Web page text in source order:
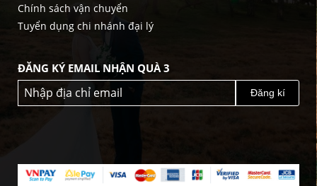
Chính sách vận chuyển
Tuyển dụng chi nhánh đại lý
ĐĂNG KÝ EMAIL NHẬN QUÀ 3
Đăng kí